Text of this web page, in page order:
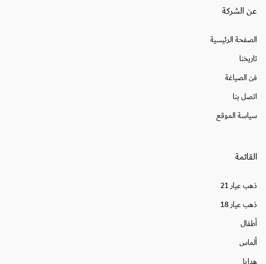
عن الشركة
الصفحة الرئيسية
تاريخنا
فن الصياغة
اتصل بنا
سياسة الموقع
القائمة
ذهب عيار 21
ذهب عيار 18
أطفال
ألماس